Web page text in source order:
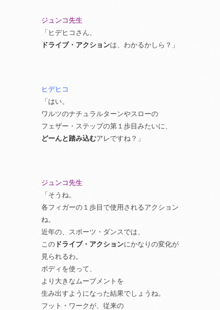
ジュンコ先生
「ヒデヒコさん、
ドライブ・アクションは、わかるかしら？」
ヒデヒコ
「はい。
ワルツのナチュラルターンやスローの
フェザー・ステップの第１歩目みたいに、
どーんと踏み込むアレですね？」
ジュンコ先生
「そうね。
各フィガーの１歩目で使用されるアクション
ね。
近年の、スポーツ・ダンスでは、
この ドライブ・アクションにかなりの変化が
見られるわ。
ボディを使って、
より大きなムーブメントを
生み出すようになった結果でしょうね。
フット・ワークが、従来の